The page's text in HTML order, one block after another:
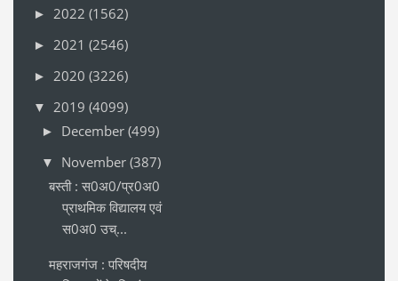
► 2022 (1562)
► 2021 (2546)
► 2020 (3226)
▼ 2019 (4099)
► December (499)
▼ November (387)
बस्ती : स0अ0/प्र0अ0
प्राथमिक विद्यालय एवं
स0अ0 उच्...
महराजगंज : परिषदीय